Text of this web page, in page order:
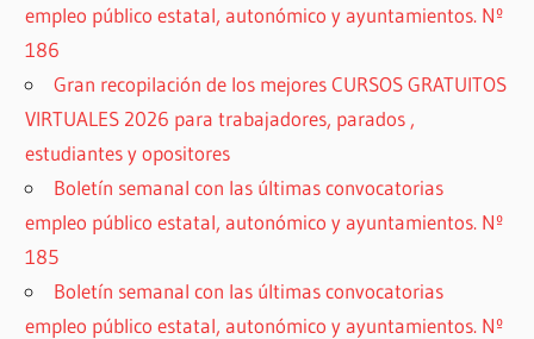
empleo público estatal, autonómico y ayuntamientos. Nº
186
Gran recopilación de los mejores CURSOS GRATUITOS
VIRTUALES 2026 para trabajadores, parados ,
estudiantes y opositores
Boletín semanal con las últimas convocatorias
empleo público estatal, autonómico y ayuntamientos. Nº
185
Boletín semanal con las últimas convocatorias
empleo público estatal, autonómico y ayuntamientos. Nº